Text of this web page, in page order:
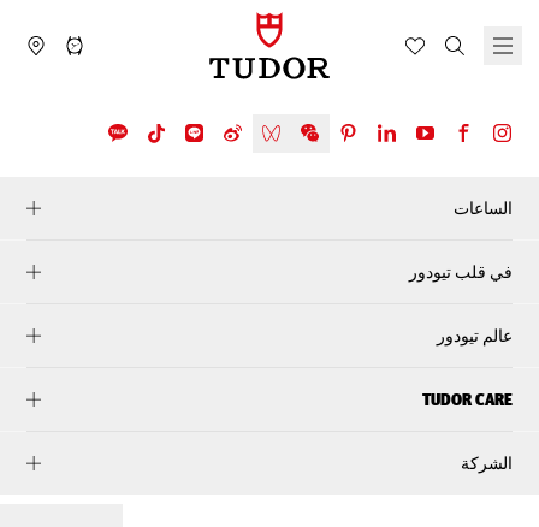
الساعات
في قلب تيودور
عالم تيودور
TUDOR CARE
الشركة